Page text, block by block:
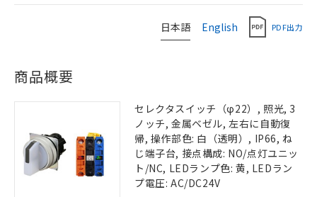
日本語 English PDF出力
商品概要
セレクタスイッチ（φ22）, 照光, 3
ノッチ, 金属ベゼル, 左右に自動復
帰, 操作部色: 白（透明）, IP66, ね
じ端子台, 接点構成: NO/点灯ユニッ
ト/NC, LEDランプ色: 黄, LEDラン
プ電圧: AC/DC24V